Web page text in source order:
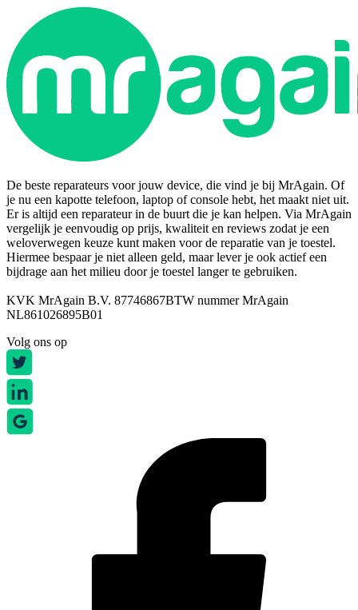
De beste reparateurs voor jouw device, die vind je bij MrAgain. Of
je nu een kapotte telefoon, laptop of console hebt, het maakt niet uit.
Er is altijd een reparateur in de buurt die je kan helpen. Via MrAgain
vergelijk je eenvoudig op prijs, kwaliteit en reviews zodat je een
weloverwegen keuze kunt maken voor de reparatie van je toestel.
Hiermee bespaar je niet alleen geld, maar lever je ook actief een
bijdrage aan het milieu door je toestel langer te gebruiken.
KVK MrAgain B.V. 87746867BTW nummer MrAgain
NL861026895B01
Volg ons op